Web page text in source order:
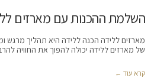
השלמת ההכנות עם מארזים
מארזים ללידה הכנה ללידה היא תהליך מרגש
של מארזים ללידה יכולה להפוך את החוויה
קרא עוד ←